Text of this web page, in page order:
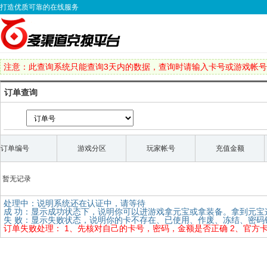
打造优质可靠的在线服务
注意：此查询系统只能查询3天内的数据，查询时请输入卡号或游戏帐
订单查询
订单编号 游戏分区 玩家帐号 充值金额
暂无记录
处理中：说明系统还在认证中，请等待
成 功：显示成功状态下，说明你可以进游戏拿元宝或拿装备。拿到元
失 败：显示失败状态，说明你的卡不存在、已使用、作废、冻结、密
订单失败处理： 1、先核对自己的卡号，密码，金额是否正确 2、官方